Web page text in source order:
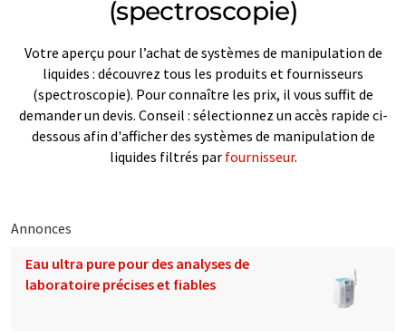
(spectroscopie)
Votre aperçu pour l’achat de systèmes de manipulation de
liquides : découvrez tous les produits et fournisseurs
(spectroscopie). Pour connaître les prix, il vous suffit de
demander un devis. Conseil : sélectionnez un accès rapide ci-
dessous afin d'afficher des systèmes de manipulation de
liquides filtrés par fournisseur.
Annonces
Eau ultra pure pour des analyses de
laboratoire précises et fiables